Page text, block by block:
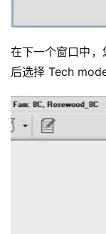
在下一个窗口中
后选择 Tech